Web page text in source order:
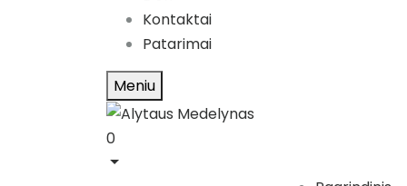
Kontaktai
Patarimai
Meniu
0